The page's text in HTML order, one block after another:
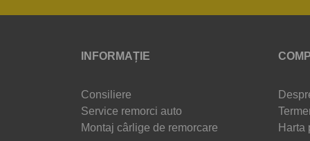
INFORMAȚIE
Consiliere
Service remorci auto
Montaj cârlige de remorcare
Harta